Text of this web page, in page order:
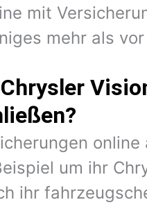
mit
mehr als
um ihr
ihr